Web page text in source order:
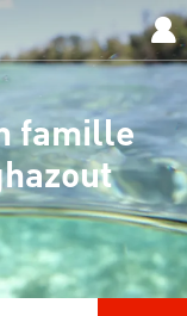
famille